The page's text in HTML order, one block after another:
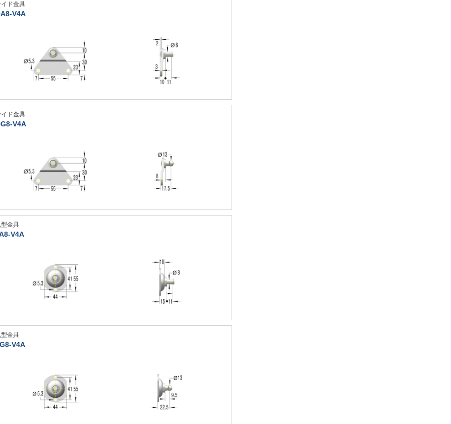
ド金具
V4A
ド金具
V4A
金具
V4A
金具
V4A